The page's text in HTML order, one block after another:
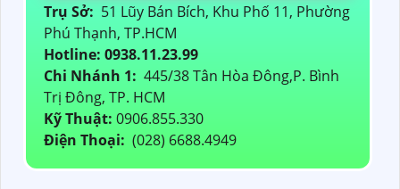
Trụ Sở: 51 Lũy Bán Bích, Khu Phố 11, Phường
Phú Thạnh, TP.HCM
Hotline: 0938.11.23.99
Chi Nhánh 1: 445/38 Tân Hòa Đông,P. Bình
Trị Đông, TP. HCM
Kỹ Thuật: 0906.855.330
Điện Thoại: (028) 6688.4949